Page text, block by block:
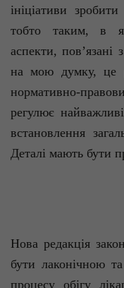
ініціативи
тобто таким, в
аспекти, пов’язані
на мою думку, це
нормативно-
регулює
встановлення
Деталі мають бути
Нова редакція
бути лаконічною
процесу обігу